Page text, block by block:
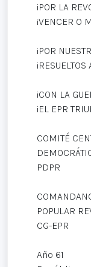
¡POR LA
¡VENCER O
¡POR
¡CON LA
¡EL EPR
COMITÉ
PDPR
POPULAR
CG-EPR
Año 61